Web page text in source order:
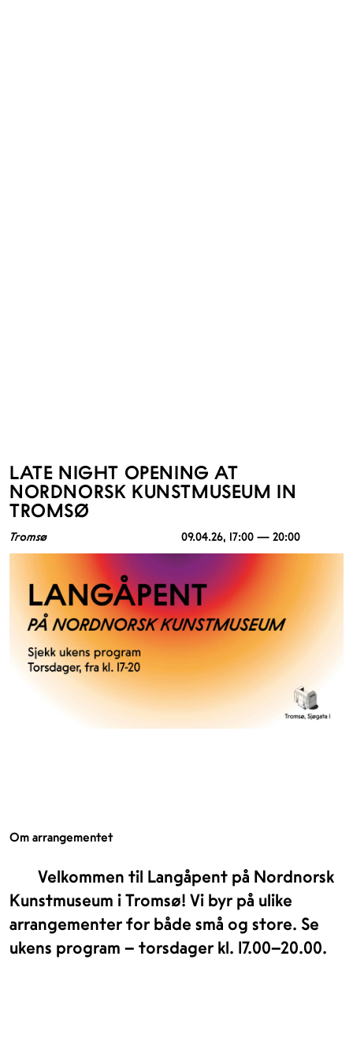
LATE NIGHT OPENING AT
NORDNORSK KUNSTMUSEUM IN
TROMSØ
Tromsø 09.04.26, 17:00 — 20:00
Om arrangementet
Velkommen til Langåpent på Nordnorsk
Kunstmuseum i Tromsø! Vi byr på ulike
arrangementer for både små og store. Se
ukens program – torsdager kl. 17.00–20.00.